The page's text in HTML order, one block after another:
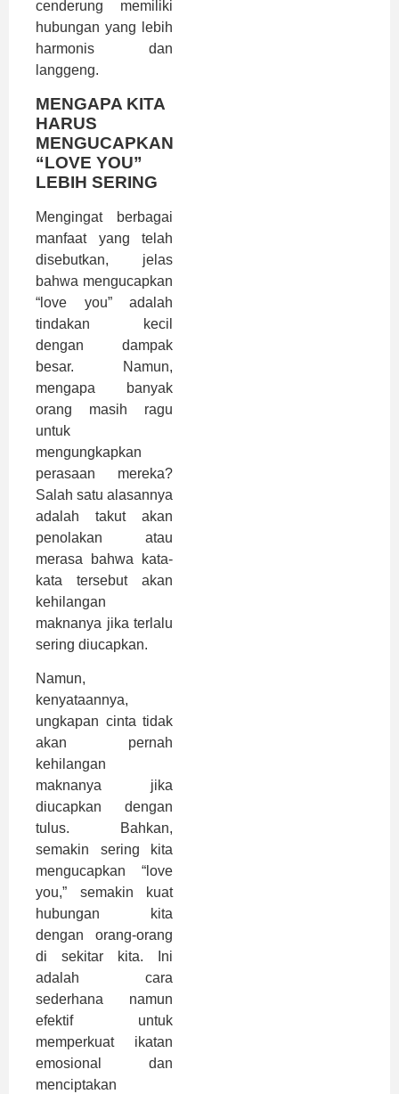
cenderung memiliki
hubungan yang lebih
harmonis dan
langgeng.
MENGAPA KITA
HARUS
MENGUCAPKAN
“LOVE YOU”
LEBIH SERING
Mengingat berbagai
manfaat yang telah
disebutkan, jelas
bahwa mengucapkan
“love you” adalah
tindakan kecil
dengan dampak
besar. Namun,
mengapa banyak
orang masih ragu
untuk
mengungkapkan
perasaan mereka?
Salah satu alasannya
adalah takut akan
penolakan atau
merasa bahwa kata-
kata tersebut akan
kehilangan
maknanya jika terlalu
sering diucapkan.
Namun,
kenyataannya,
ungkapan cinta tidak
akan pernah
kehilangan
maknanya jika
diucapkan dengan
tulus. Bahkan,
semakin sering kita
mengucapkan “love
you,” semakin kuat
hubungan kita
dengan orang-orang
di sekitar kita. Ini
adalah cara
sederhana namun
efektif untuk
memperkuat ikatan
emosional dan
menciptakan